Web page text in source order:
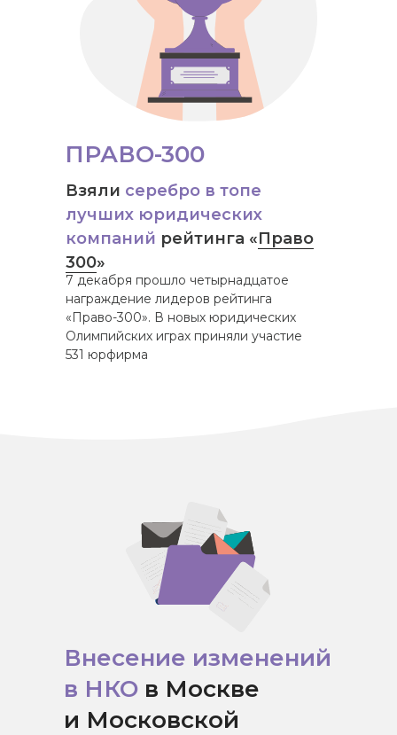
ПРАВО-300
7 декабря прошло четырнадцатое
награждение лидеров рейтинга
«Право-300». В новых юридических
Олимпийских играх приняли участие
531 юрфирма
Взяли серебро в топе
лучших юридических
компаний рейтинга «Право
300»
Внесение изменений
в НКО в Москве
и Московской